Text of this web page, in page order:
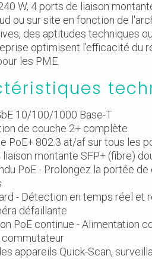
W, 4 ports de liaison
ou sur site en fonction de
des aptitudes techniques
optimisent l'efficacité du
les PME.
10/100/1000 Base-T
de couche 2+ complète
PoE+ 802.3 at/af sur tous les
montante SFP+ (fibre)
PoE - Prolongez la portée
- Détection en temps réel et
défaillante
PoE continue - Alimentation
commutateur
appareils Quick-Scan,